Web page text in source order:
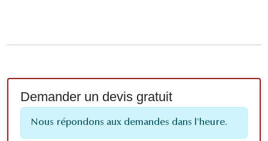
Demander un devis gratuit
Nous répondons aux demandes dans l'heure.